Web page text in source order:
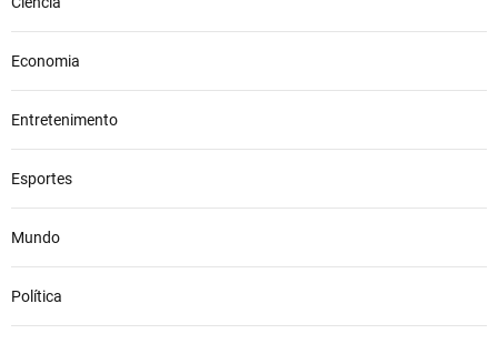
Economia
Entretenimento
Esportes
Mundo
Política